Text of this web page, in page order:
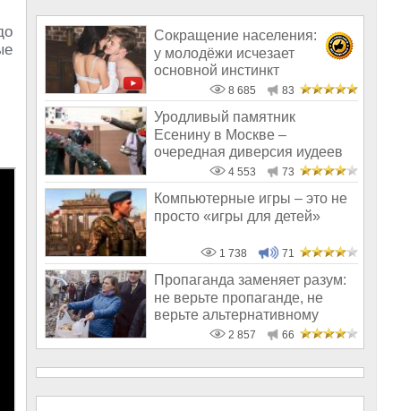
Сокращение населения:
у молодёжи исчезает
основной инстинкт
8 685 83
Уродливый памятник
Есенину в Москве –
очередная диверсия иудеев
сатанистов против Р
4 553 73
Компьютерные игры – это не
просто «игры для детей»
1 738 71
Пропаганда заменяет разум:
не верьте пропаганде, не
верьте альтернативному
телевизо
2 857 66